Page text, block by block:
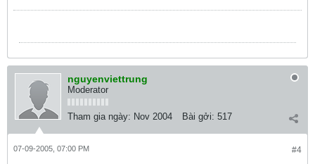
nguyenviettrung
Moderator
Tham gia ngày: Nov 2004 Bài gởi: 517
#4
07-09-2005, 07:00 PM